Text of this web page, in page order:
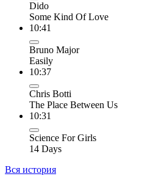
Dido
Some Kind Of Love
10:41
Bruno Major
Easily
10:37
Chris Botti
The Place Between Us
10:31
Science For Girls
14 Days
Вся история